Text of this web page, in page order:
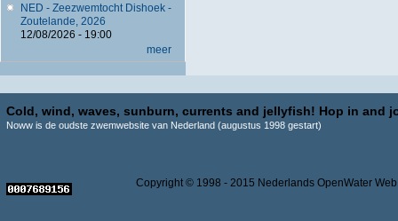
NED - Zeezwemtocht Dishoek -
Zoutelande, 2026
12/08/2026 - 19:00
meer
Cold, wind, waves, sunburn, currents and jellyfish! Hop in and
Noww is de oudste zwemwebsite van Nederland (augustus 1998 gestart)
Copyright © 1998 - 2015 Nederlands OpenWater